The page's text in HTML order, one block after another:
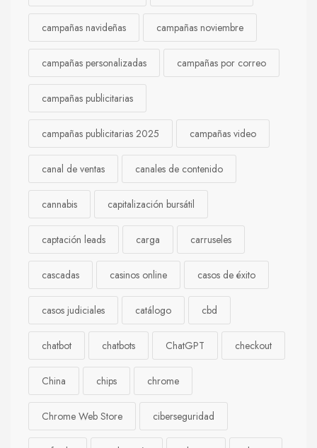
campañas navideñas campañas noviembre
campañas personalizadas campañas por correo
campañas publicitarias
campañas publicitarias 2025 campañas video
canal de ventas canales de contenido
cannabis capitalización bursátil
captación leads carga carruseles
cascadas casinos online casos de éxito
casos judiciales catálogo cbd
chatbot chatbots ChatGPT checkout
China chips chrome
Chrome Web Store ciberseguridad